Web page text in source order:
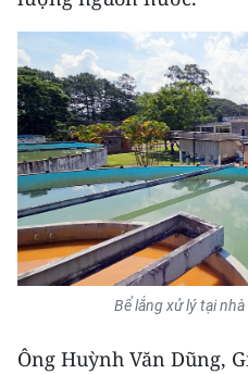
Media Thể thao
Media Giáo dục
Media Y tế
Media Khoa học - Công
Media Môi trường
Ảnh
Bể lắng xử lý tại
Ông Huỳnh Văn Dũng,